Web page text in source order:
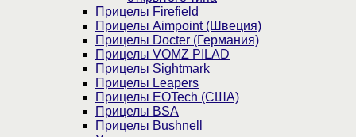
Прицелы Firefield
Прицелы Aimpoint (Швеция)
Прицелы Docter (Германия)
Прицелы VOMZ PILAD
Прицелы Sightmark
Прицелы Leapers
Прицелы EOTech (США)
Прицелы BSA
Прицелы Bushnell